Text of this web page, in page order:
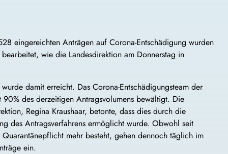
eingereichten Anträgen auf Corona-Entschädigung wurden
wie die Landesdirektion am Donnerstag in
damit erreicht. Das Corona-Entschädigungsteam der
90% des derzeitigen Antragsvolumens bewältigt. Die
Regina Kraushaar, betonte, dass dies durch die
des Antragsverfahrens ermöglicht wurde. Obwohl seit
Quarantänepflicht mehr besteht, gehen dennoch täglich im
ein.